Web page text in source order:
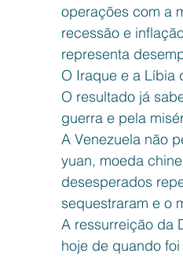
operações com a
recessão e
representa
O Iraque e a Líbia
O resultado já
guerra e pela
A Venezuela não
yuan, moeda
desesperados
sequestraram e o
A ressurreição da
hoje de quando